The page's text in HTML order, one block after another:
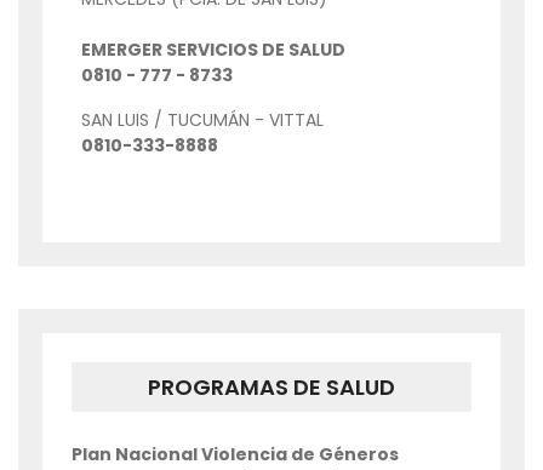
EMERGER SERVICIOS DE SALUD
0810 - 777 - 8733
SAN LUIS / TUCUMÁN - VITTAL
0810-333-8888
PROGRAMAS DE SALUD
Plan Nacional Violencia de Géneros